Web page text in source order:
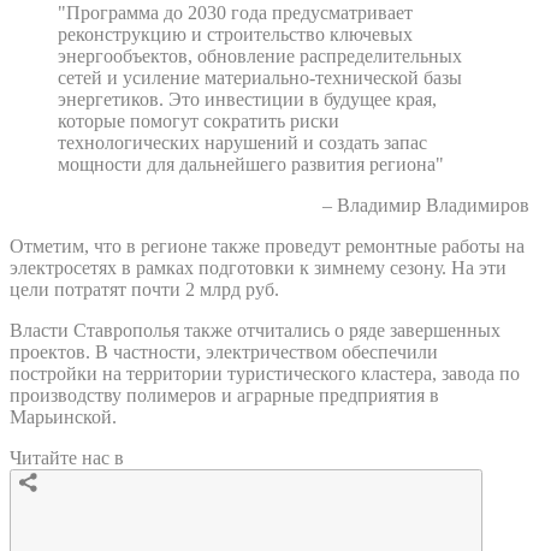
"Программа до 2030 года предусматривает
реконструкцию и строительство ключевых
энергообъектов, обновление распределительных
сетей и усиление материально-технической базы
энергетиков. Это инвестиции в будущее края,
которые помогут сократить риски
технологических нарушений и создать запас
мощности для дальнейшего развития региона"
– Владимир Владимиров
Отметим, что в регионе также проведут ремонтные работы на
электросетях в рамках подготовки к зимнему сезону. На эти
цели потратят почти 2 млрд руб.
Власти Ставрополья также отчитались о ряде завершенных
проектов. В частности, электричеством обеспечили
постройки на территории туристического кластера, завода по
производству полимеров и аграрные предприятия в
Марьинской.
Читайте нас в